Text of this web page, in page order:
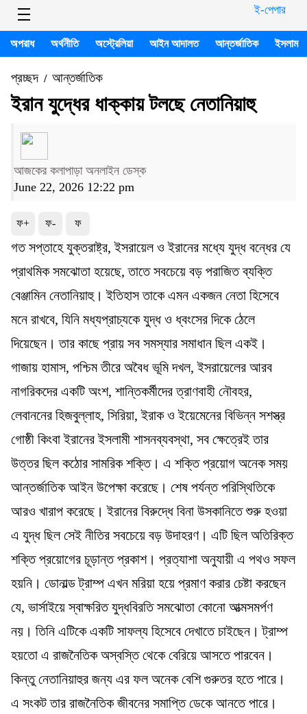
ই-পেপার
অপরাধ অর্থনীতি অস্ট্রেলিয়া আইন আদালত আন্তর্জাতিক ইসলাম
প্রচ্ছদ/ আন্তর্জাতিক
ইরান যুদ্ধের ধাক্কায় টলছে নেতানিয়াহু
আজকের কলাপাড়া অনলাইন ডেস্ক
June 22, 2026 12:22 pm
ফ+ ফ- ফ
গত সপ্তাহে যুক্তরাষ্ট্র, ইসরায়েল ও ইরানের মধ্যে যুদ্ধ বন্ধের যে
প্রাথমিক সমঝোতা হয়েছে, তাতে সবচেয়ে বড় পরাজিত ব্যক্তি
বেঞ্জামিন নেতানিয়াহু। ইতিহাস তাকে এমন একজন নেতা হিসেবে
মনে রাখবে, যিনি মধ্যপ্রাচ্যকে যুদ্ধ ও ধ্বংসের দিকে ঠেলে
দিয়েছেন। তার কাছে প্রায় সব সমস্যার সমাধান ছিল একই।
গাজায় হামাস, পশ্চিম তীরে অবৈধ ভূমি দখল, ইসরায়েলের আরব
নাগরিকদের একটি অংশ, শান্তিকর্মীদের ত্রাণবাহী নৌবহর,
লেবাননের হিজবুল্লাহ, সিরিয়া, ইরাক ও ইয়েমেনের বিভিন্ন সশস্ত্র
গোষ্ঠী কিংবা ইরানের ইসলামী শাসনব্যবস্থা, সব ক্ষেত্রেই তার
উত্তর ছিল কঠোর সামরিক শক্তি। এ শক্তি প্রয়োগ অনেক সময়
আন্তর্জাতিক আইন উপেক্ষা করেছে। শেষ পর্যন্ত পরিস্থিতিকে
আরও খারাপ করেছে। ইরানের বিরুদ্ধে বিনা উসকানিতে শুরু হওয়া
এ যুদ্ধ ছিল সেই নীতির সবচেয়ে বড় উদাহরণ। এটি ছিল অতিরিক্ত
শক্তি প্রয়োগের চূড়ান্ত প্রকাশ। প্রত্যাশা অনুযায়ী এ পথও সফল
হয়নি। ডোনাল্ড ট্রাম্প এখন মরিয়া হয়ে প্রমাণ করার চেষ্টা করছেন
যে, ভার্সাইয়ে স্বাক্ষরিত যুদ্ধবিরতি সমঝোতা কোনো আত্মসমর্পণ
নয়। তিনি এটিকে একটি সাফল্য হিসেবে দেখাতে চাইছেন। ট্রাম্প
হয়তো এ রাজনৈতিক অস্বস্তি থেকে বেরিয়ে আসতে পারবেন।
কিন্তু নেতানিয়াহুর জন্য এর ফল অনেক বেশি গুরুতর হতে পারে।
এ সংকট তার রাজনৈতিক জীবনের সমাপ্তি ডেকে আনতে পারে।